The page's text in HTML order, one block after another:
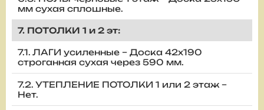
мм сухая сплошные.
7. ПОТОЛКИ 1 и 2 эт:
7.1. ЛАГИ усиленные – Доска 42х190
строганная сухая через 590 мм.
7.2. УТЕПЛЕНИЕ ПОТОЛКИ 1 или 2 этаж –
Нет.